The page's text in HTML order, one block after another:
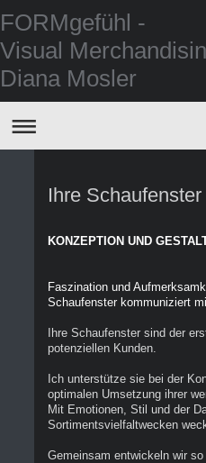
FORMgefühl -
Visual
Diana Mosler
Ihre Schaufenster
KONZEPTION UND
Faszination und
Schaufenster kommuniziert
Ihre Schaufenster sind der
potenziellen Kunden.
Ich unterstütze sie bei der
optimalen Umsetzung ihrer
Mit Emotionen, Stil und der
Sortimentsvielfaltwecken
Gemeinsam entwickeln wir